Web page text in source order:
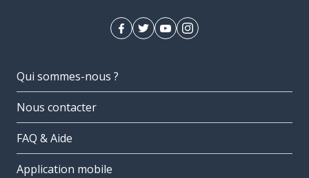
Qui sommes-nous ?
Nous contacter
FAQ & Aide
Application mobile